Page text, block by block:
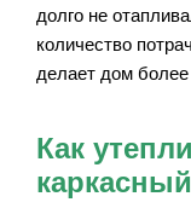
долго не
количество
делает дом
Как